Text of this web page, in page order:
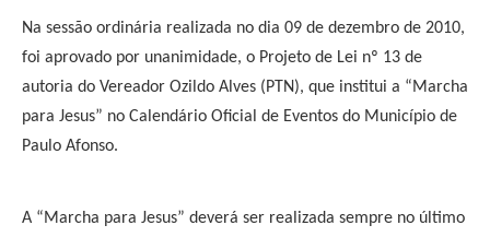
Na sessão ordinária realizada no dia 09 de dezembro de 2010,
foi aprovado por unanimidade, o Projeto de Lei nº 13 de
autoria do Vereador Ozildo Alves (PTN), que institui a “Marcha
para Jesus” no Calendário Oficial de Eventos do Município de
Paulo Afonso.
A “Marcha para Jesus” deverá ser realizada sempre no último